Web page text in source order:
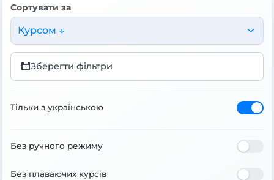
Сортувати за
Курсом ↓
Зберегти фільтри
Тільки з українською
Без ручного режиму
Без плаваючих курсів